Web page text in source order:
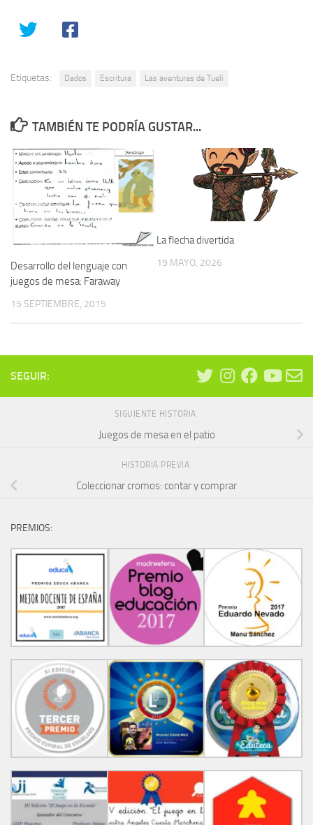
Etiquetas: Dados Escritura Las aventuras de Tueli
TAMBIÉN TE PODRÍA GUSTAR...
Desarrollo del lenguaje con
juegos de mesa: Faraway
15 SEPTIEMBRE, 2015
La flecha divertida
19 MAYO, 2026
SEGUIR:
SIGUIENTE HISTORIA
Juegos de mesa en el patio
HISTORIA PREVIA
Coleccionar cromos: contar y comprar
PREMIOS: